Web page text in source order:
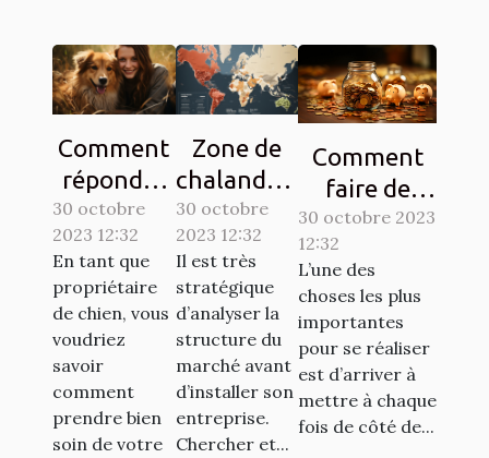
Comment
répondre
aux
besoins de
base de
votre
chien ?
30 octobre
2023 12:32
En tant que
propriétaire
de chien, vous
voudriez
savoir
comment
prendre bien
soin de votre
Zone de
chalandise
: qu’est-ce
que c’est ?
30 octobre
2023 12:32
Il est très
stratégique
d’analyser la
structure du
marché avant
d’installer son
entreprise.
Chercher et...
Comment
faire de
l’économie ?
Tout savoir.
30 octobre 2023
12:32
L’une des
choses les plus
importantes
pour se réaliser
est d’arriver à
mettre à chaque
fois de côté de...